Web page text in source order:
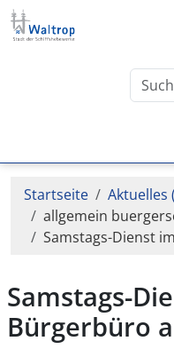
Direkt zum Inhalt
Startseite
Aktuelles
allgemein
Samstags-Dienst
Samstags-
Bürgerbüro